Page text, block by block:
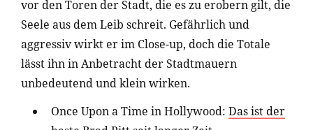
vor den Toren der Stadt, die es zu erobern gilt, die
Seele aus dem Leib schreit. Gefährlich und
aggressiv wirkt er im Close-up, doch die Totale
lässt ihn in Anbetracht der Stadtmauern
unbedeutend und klein wirken.
Once Upon a Time in Hollywood: Das ist der